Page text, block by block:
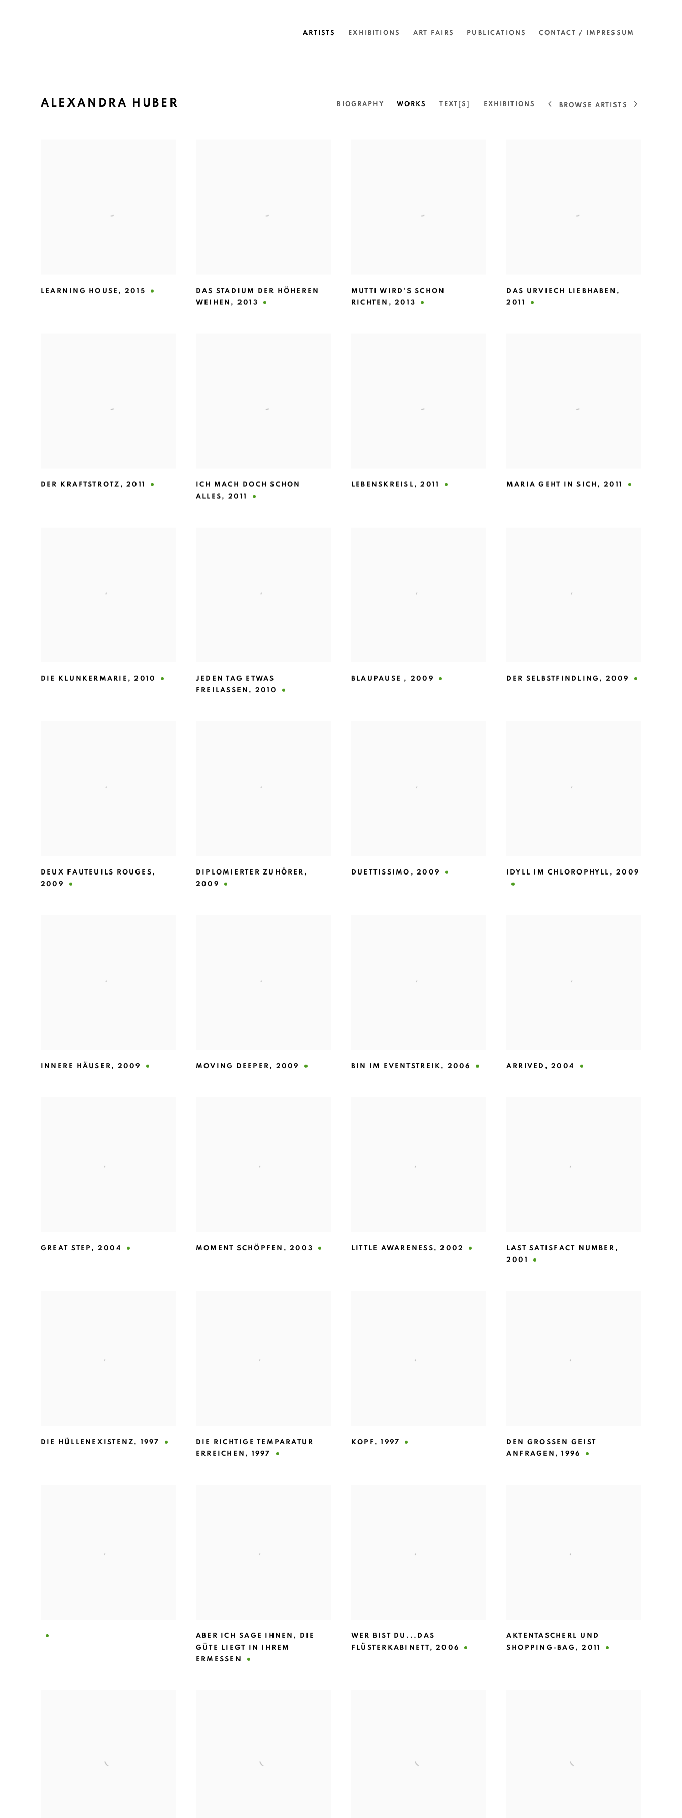
ARTISTS EXHIBITIONS ART FAIRS PUBLICATIONS CONTACT / IMPRESSUM
ALEXANDRA HUBER BIOGRAPHY WORKS TEXT[S] EXHIBITIONS BROWSE ARTISTS
LEARNING HOUSE , 2015
DAS STADIUM DER HÖHEREN
WEIHEN , 2013
MUTTI WIRD'S SCHON
RICHTEN ,2013
DAS URVIECH LIEBHABEN ,
2011
DER KRAFTSTROTZ ,2011
ICH MACH DOCH SCHON
ALLES , 2011
LEBENSKREISL ,2011 MARIA GEHT IN SICH , 2011
DIE KLUNKERMARIE ,2010
JEDEN TAG ETWAS
FREILASSEN , 2010
BLAUPAUSE , 2009 DER SELBSTFINDLING , 2009
DEUX FAUTEUILS ROUGES ,
2009
DIPLOMIERTER ZUHÖRER ,
2009
DUETTISSIMO ,2009 IDYLL IM CHLOROPHYLL ,2009
INNERE HÄUSER , 2009 MOVING DEEPER , 2009 BIN IM EVENTSTREIK , 2006 ARRIVED ,2004
GREAT STEP , 2004 MOMENT SCHÖPFEN ,2003 LITTLE AWARENESS ,2002 LAST SATISFACT NUMBER ,
2001
DIE HÜLLENEXISTENZ , 1997
DIE RICHTIGE TEMPARATUR
ERREICHEN , 1997
KOPF ,1997
DEN GROSSEN GEIST
ANFRAGEN ,1996
ABER ICH SAGE IHNEN ,
DIE
GÜTE LIEGT IN IHREM
ERMESSEN
WER BIST DU...DAS
FLÜSTERKABINETT,2006
AKTENTASCHERL UND
SHOPPING-BAG ,2011